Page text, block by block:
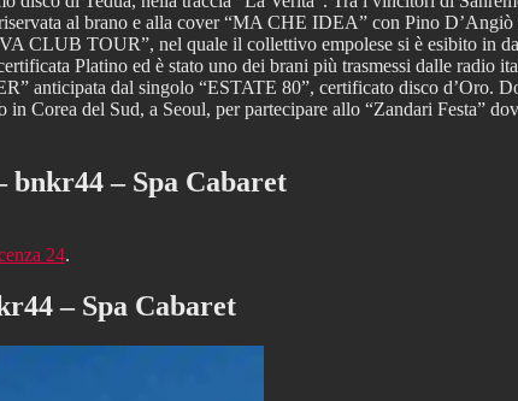
al brano e alla cover “MA CHE IDEA” con Pino
CLUB TOUR”, nel quale il collettivo empolese si è esibito in
Platino ed è stato uno dei brani più trasmessi dalle radio
anticipata dal singolo “ESTATE 80”, certificato disco d’Oro.
del Sud, a Seoul, per partecipare allo “Zandari Festa”
bnkr44 – Spa Cabaret
24.
– Spa Cabaret